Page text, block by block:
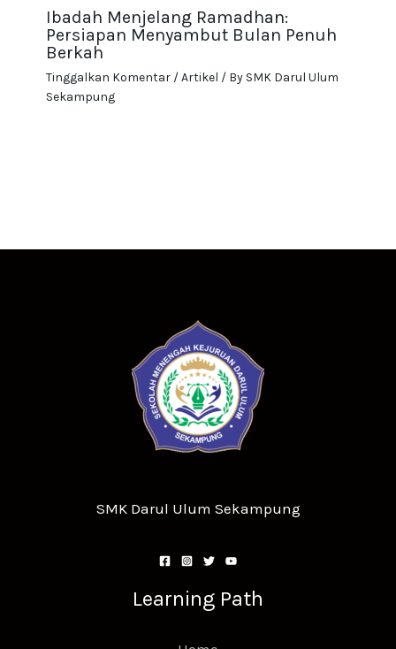
Ibadah Menjelang Ramadhan:
Persiapan Menyambut Bulan Penuh
Berkah
Tinggalkan Komentar /Artikel / By SMK Darul Ulum
Sekampung
SMK Darul Ulum Sekampung
Learning Path